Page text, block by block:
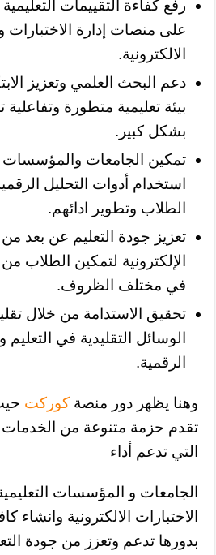
رفع كفاءة التقييمات
على منصات إدارة الاختبارات
الالكترونية.
دعم البحث العلمي وتعزيز
بيئة تعليمية متطورة
بشكل كبير.
تمكين الجامعات والمؤسسات
استخدام أدوات التحليل
الطلاب وتطوير ادائهم.
تعزيز جودة التعليم عن بعد
الإلكترونية لتمكين الطلاب
في مختلف الظروف.
تحقيق الاستدامة من خلال
الوسائل التقليدية في التعليم
الرقمية.
وهنا يظهر دور منصةكوركت
تقدم حزمة متنوعة من الخدمات
التي تدعم أداء
الجامعات و المؤسسات
الاختبارات الالكترونية وانشاء
بدورها تدعم وتعزز من جودة